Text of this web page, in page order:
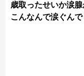
歳取ったせいか涙
こんなんで涙ぐん